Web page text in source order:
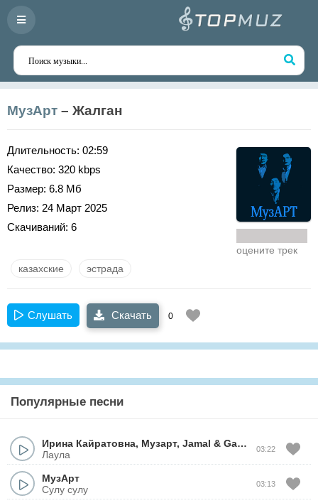
МузАрт – Жалган
Длительность: 02:59
Качество: 320 kbps
Размер: 6.8 Мб
Релиз: 24 Март 2025
Скачиваний: 6
оцените трек
казахские эстрада
Слушать Скачать 0
Популярные песни
Ирина Кайратовна, Музарт, Jamal & Ganja
Лаула
03:22
МузАрт
Сулу сулу
03:13